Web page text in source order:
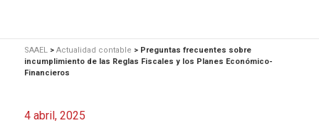
SAAEL> Actualidad contable > Preguntas frecuentes sobre
incumplimiento de las Reglas Fiscales y los Planes Económico-
Financieros
4 abril, 2025